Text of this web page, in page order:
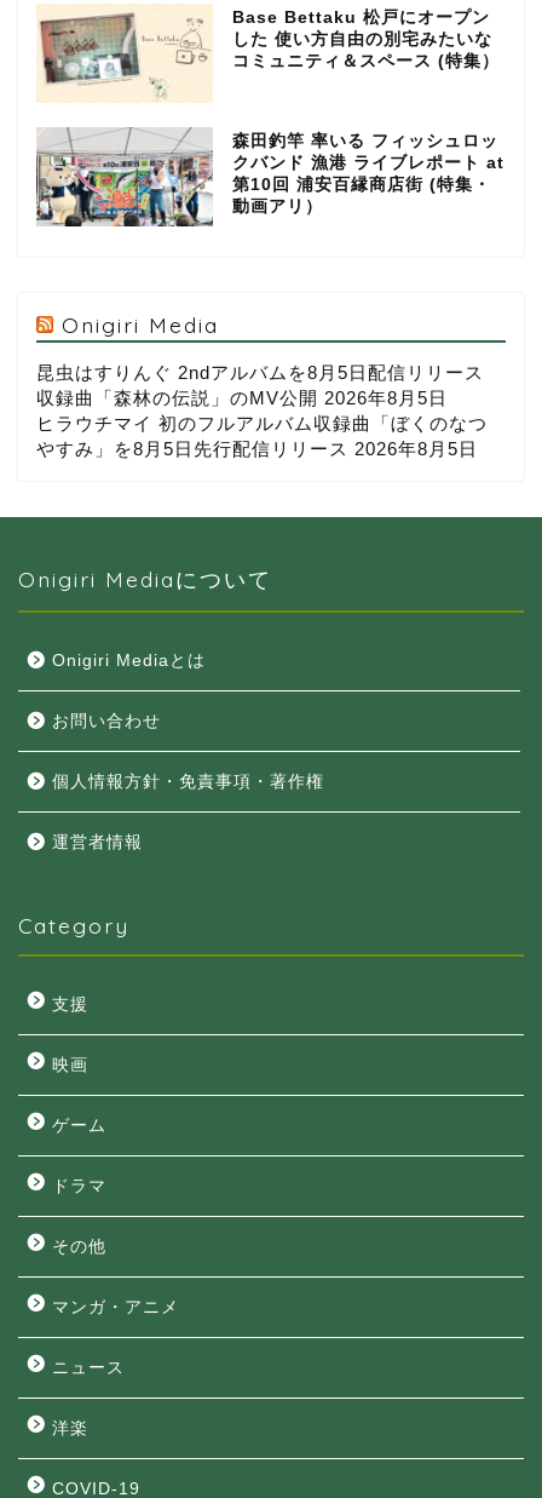
Base Bettaku 松戸にオープン
した 使い方自由の別宅みたいな
コミュニティ＆スペース (特集）
森田釣竿 率いる フィッシュロッ
クバンド 漁港 ライブレポート at
第10回 浦安百縁商店街 (特集・
動画アリ）
Onigiri Media
昆虫はすりんぐ 2ndアルバムを8月5日配信リリース
収録曲「森林の伝説」のMV公開 2026年8月5日
ヒラウチマイ 初のフルアルバム収録曲「ぼくのなつ
やすみ」を8月5日先行配信リリース 2026年8月5日
Onigiri Mediaについて
Onigiri Mediaとは
お問い合わせ
個人情報方針・免責事項・著作権
運営者情報
Category
支援
映画
ゲーム
ドラマ
その他
マンガ・アニメ
ニュース
洋楽
COVID-19